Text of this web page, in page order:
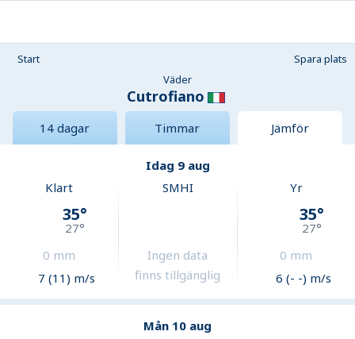
Start
Spara plats
Väder
Cutrofiano
14 dagar Timmar Jämför
Idag 9 aug
Klart
35°
27°
0 mm
7 (11) m/s
SMHI
Ingen data
finns tillgänglig
Yr
35°
27°
0 mm
6 (- -) m/s
Mån 10 aug